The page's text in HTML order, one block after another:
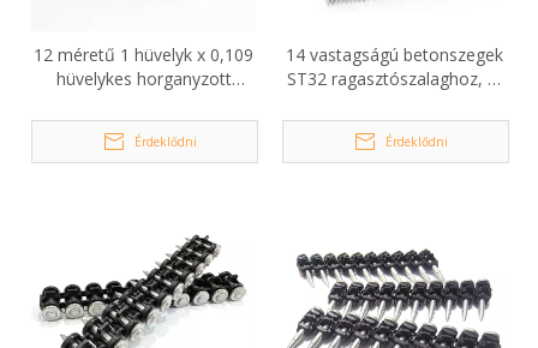
12 méretű 1 hüvelyk x 0,109
hüvelykes horganyzott
Érdeklődni
14 vastagságú betonszegek
ST32 ragasztószalaghoz, 1-
Érdeklődni